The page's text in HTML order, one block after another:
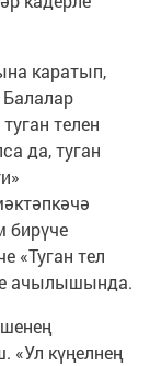
каратып,
Балалар
телен
да, туган
бирүче
«Туган тел
ачылышында.
«Ул күңелнең